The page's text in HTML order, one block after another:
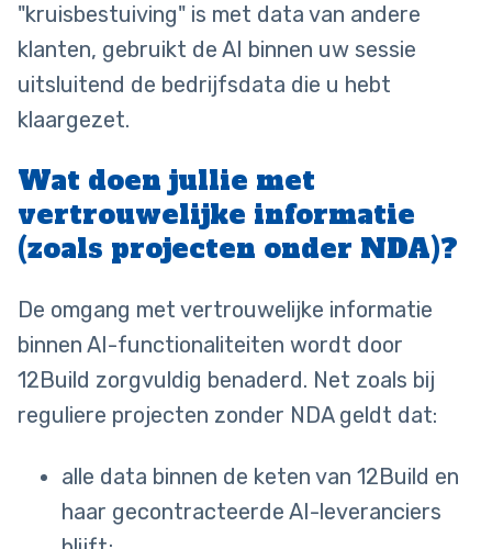
"kruisbestuiving" is met data van andere
klanten, gebruikt de AI binnen uw sessie
uitsluitend de bedrijfsdata die u hebt
klaargezet.
Wat doen jullie met
vertrouwelijke informatie
(zoals projecten onder NDA)?
De omgang met vertrouwelijke informatie
binnen AI-functionaliteiten wordt door
12Build zorgvuldig benaderd. Net zoals bij
reguliere projecten zonder NDA geldt dat:
alle data binnen de keten van 12Build en
haar gecontracteerde AI-leveranciers